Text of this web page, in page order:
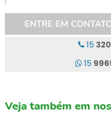
LAVADORA DE PISO INDUSTRIAL
LAVADORA DE PISO INDUSTRIAL ECO
ENTRE EM
15
15
Veja também em